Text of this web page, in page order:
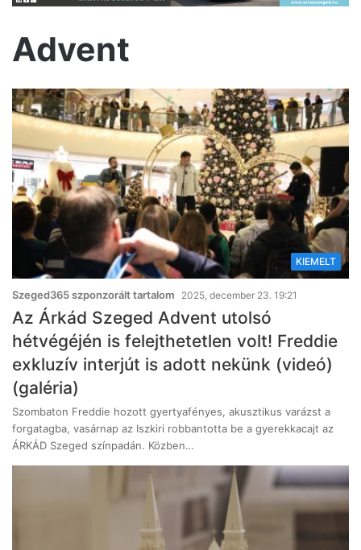
Advent
KIEMELT
Szeged365 szponzorált tartalom 2025, december 23. 19:21
Az Árkád Szeged Advent utolsó
hétvégéjén is felejthetetlen volt! Freddie
exkluzív interjút is adott nekünk (videó)
(galéria)
Szombaton Freddie hozott gyertyafényes, akusztikus varázst a
forgatagba, vasárnap az Iszkiri robbantotta be a gyerekkacajt az
ÁRKÁD Szeged színpadán. Közben…